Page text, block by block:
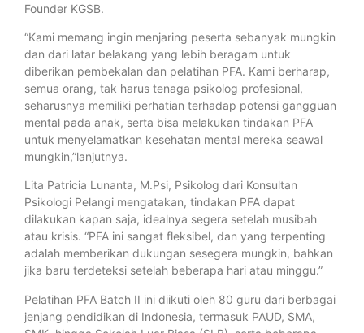
Founder KGSB.
“Kami memang ingin menjaring peserta sebanyak mungkin
dan dari latar belakang yang lebih beragam untuk
diberikan pembekalan dan pelatihan PFA. Kami berharap,
semua orang, tak harus tenaga psikolog profesional,
seharusnya memiliki perhatian terhadap potensi gangguan
mental pada anak, serta bisa melakukan tindakan PFA
untuk menyelamatkan kesehatan mental mereka seawal
mungkin,”lanjutnya.
Lita Patricia Lunanta, M.Psi, Psikolog dari Konsultan
Psikologi Pelangi mengatakan, tindakan PFA dapat
dilakukan kapan saja, idealnya segera setelah musibah
atau krisis. “PFA ini sangat fleksibel, dan yang terpenting
adalah memberikan dukungan sesegera mungkin, bahkan
jika baru terdeteksi setelah beberapa hari atau minggu.”
Pelatihan PFA Batch II ini diikuti oleh 80 guru dari berbagai
jenjang pendidikan di Indonesia, termasuk PAUD, SMA,